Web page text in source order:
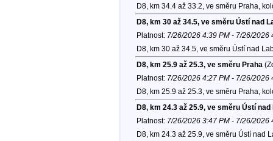
D8, km 34.4 až 33.2, ve směru Praha,
D8, km 30 až 34.5, ve směru Ústí nad
Platnost: 7/26/2026 4:39 PM - 7/26/2026
D8, km 30 až 34.5, ve směru Ústí nad
D8, km 25.9 až 25.3, ve směru Praha
Platnost: 7/26/2026 4:27 PM - 7/26/2026
D8, km 25.9 až 25.3, ve směru Praha,
D8, km 24.3 až 25.9, ve směru Ústí nad
Platnost: 7/26/2026 3:47 PM - 7/26/2026
D8, km 24.3 až 25.9, ve směru Ústí nad